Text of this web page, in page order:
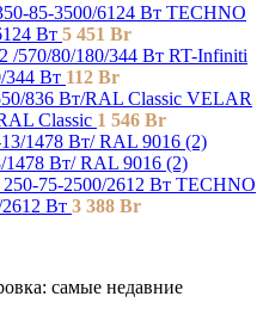
TECHNO
Вт 5 451 Br
RT-Infiniti
344 Вт 112 Br
VELAR
Classic 1 546 Br
Вт/ RAL 9016 (2)
TECHNO
Вт 3 388 Br
самые недавние